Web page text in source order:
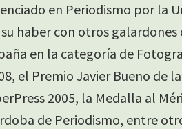
en Periodismo por la
haber con otros
en la categoría de
el Premio Javier Bueno de
2005, la Medalla al
de Periodismo, entre